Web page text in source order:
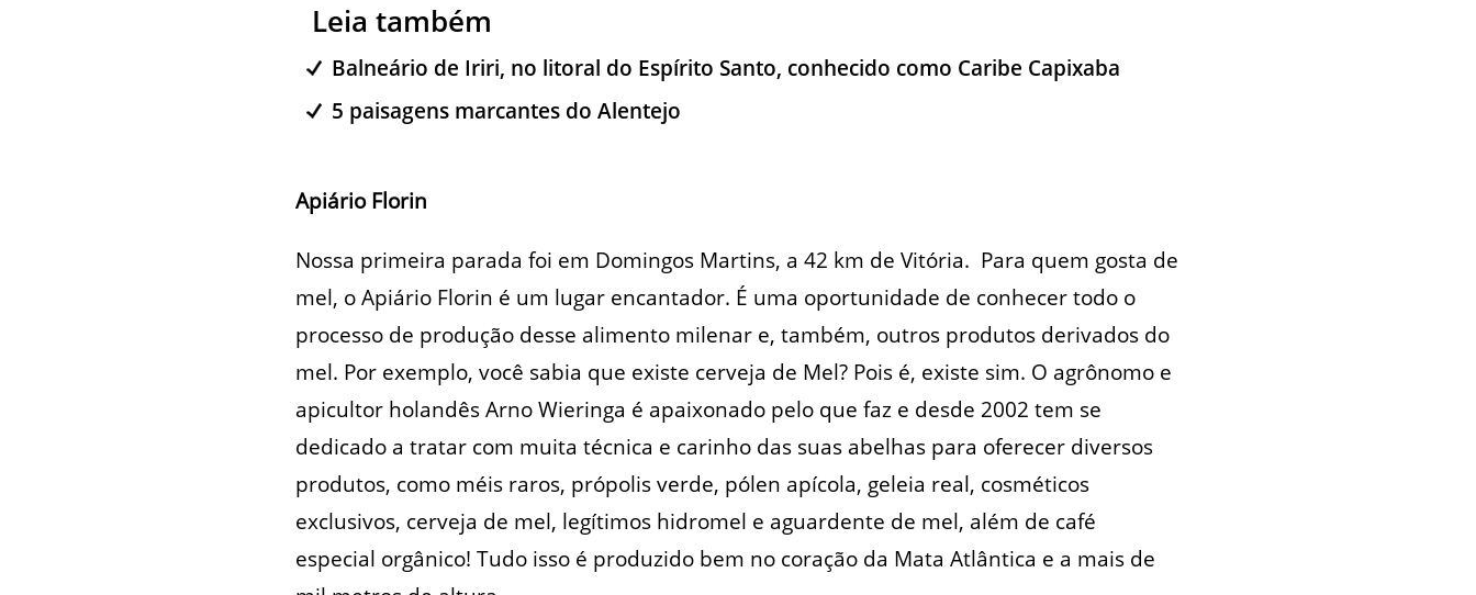
Leia também
Balneário de Iriri, no litoral do Espírito Santo, conhecido como Caribe Capixaba
5 paisagens marcantes do Alentejo
Apiário Florin
Nossa primeira parada foi em Domingos Martins, a 42 km de Vitória. Para quem gosta de
mel, o Apiário Florin é um lugar encantador. É uma oportunidade de conhecer todo o
processo de produção desse alimento milenar e, também, outros produtos derivados do
mel. Por exemplo, você sabia que existe cerveja de Mel? Pois é, existe sim. O agrônomo e
apicultor holandês Arno Wieringa é apaixonado pelo que faz e desde 2002 tem se
dedicado a tratar com muita técnica e carinho das suas abelhas para oferecer diversos
produtos, como méis raros, própolis verde, pólen apícola, geleia real, cosméticos
exclusivos, cerveja de mel, legítimos hidromel e aguardente de mel, além de café
especial orgânico! Tudo isso é produzido bem no coração da Mata Atlântica e a mais de